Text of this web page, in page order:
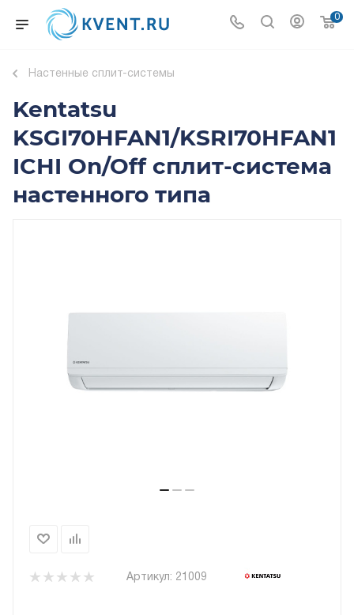
0
Настенные сплит-системы
Kentatsu
KSGI70HFAN1/KSRI70HFAN1
ICHI On/Off сплит-система
настенного типа
Артикул: 21009